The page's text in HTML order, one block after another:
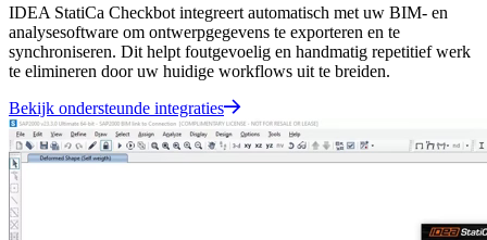
IDEA StatiCa Checkbot integreert automatisch met uw BIM- en
analysesoftware om ontwerpgegevens te exporteren en te
synchroniseren. Dit helpt foutgevoelig en handmatig repetitief werk
te elimineren door uw huidige workflows uit te breiden.
Bekijk ondersteunde integraties